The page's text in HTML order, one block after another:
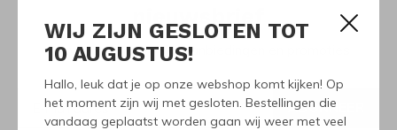
WIJ ZIJN GESLOTEN TOT
10 AUGUSTUS!
Hallo, leuk dat je op onze webshop komt kijken! Op
het moment zijn wij met gesloten. Bestellingen die
vandaag geplaatst worden gaan wij weer met veel
Ontvang de nieuwste aanbiedingen en promoties
ABONNEER